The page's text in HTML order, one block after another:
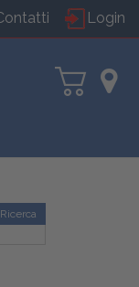
Login
Ricerca